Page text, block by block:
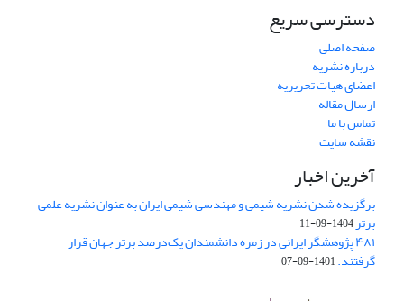
دسترسی سریع
صفحه اصلی
درباره نشریه
اعضای هیات تحریریه
ارسال مقاله
تماس با ما
نقشه سایت
آخرین اخبار
برگزیده شدن نشریه شیمی و مهندسی شیمی ایران به عنوان نشریه علمی
برتر1404-09-11
۴۸۱ پژوهشگر ایرانی در زمره دانشمندان یک‌درصد برتر جهان قرار
گرفتند.1401-09-07